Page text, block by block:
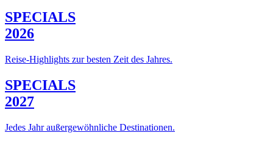
SPECIALS
2026
Reise-Highlights zur besten Zeit des Jahres.
SPECIALS
2027
Jedes Jahr außergewöhnliche Destinationen.